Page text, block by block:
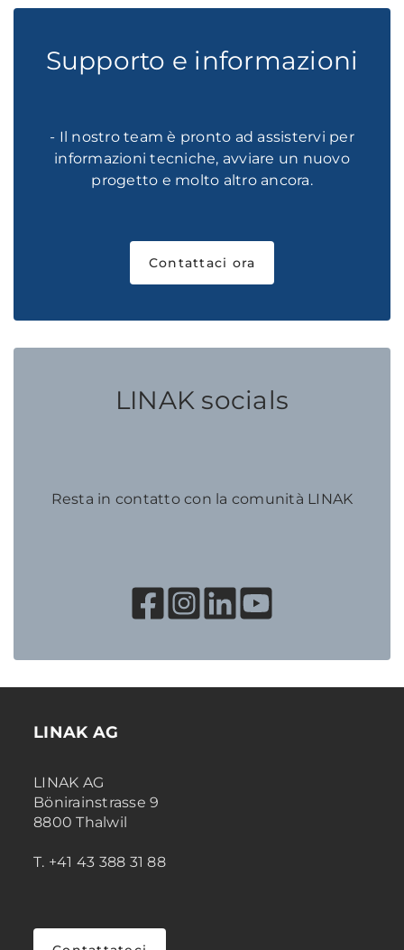
Supporto e informazioni
- Il nostro team è pronto ad assistervi per
informazioni tecniche, avviare un nuovo
progetto e molto altro ancora.
Contattaci ora
LINAK socials
Resta in contatto con la comunità LINAK
LINAK AG
LINAK AG
Bönirainstrasse 9
8800 Thalwil
T. +41 43 388 31 88